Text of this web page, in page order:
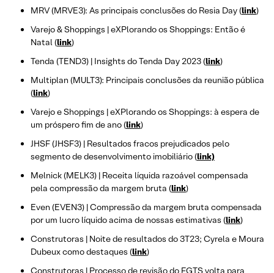
MRV (MRVE3): As principais conclusões do Resia Day (link)
Varejo & Shoppings | eXPlorando os Shoppings: Então é
Natal (link)
Tenda (TEND3) | Insights do Tenda Day 2023 (link)
Multiplan (MULT3): Principais conclusões da reunião pública
(link)
Varejo e Shoppings | eXPlorando os Shoppings: à espera de
um próspero fim de ano (link)
JHSF (JHSF3) | Resultados fracos prejudicados pelo
segmento de desenvolvimento imobiliário (link)
Melnick (MELK3) | Receita líquida razoável compensada
pela compressão da margem bruta (link)
Even (EVEN3) | Compressão da margem bruta compensada
por um lucro líquido acima de nossas estimativas (link)
Construtoras | Noite de resultados do 3T23; Cyrela e Moura
Dubeux como destaques (link)
Construtoras | Processo de revisão do FGTS volta para